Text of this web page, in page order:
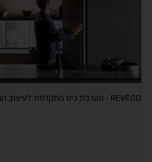
REVEGO - מערכת כיס מתקדמת לעיצוב המרחב